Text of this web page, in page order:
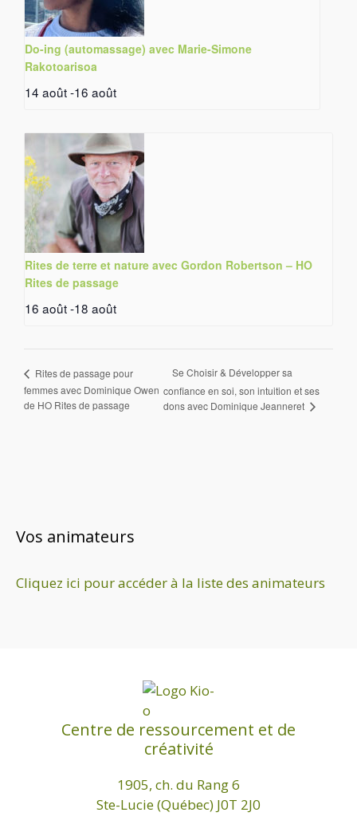
Do-ing (automassage) avec Marie-Simone
Rakotoarisoa
14 août-16 août
Rites de terre et nature avec Gordon Robertson – HO
Rites de passage
16 août-18 août
Rites de passage pour
femmes avec Dominique Owen
de HO Rites de passage
Se Choisir & Développer sa
confiance en soi, son intuition et ses
dons avec Dominique Jeanneret
Vos animateurs
Cliquez ici pour accéder à la liste des animateurs
Centre de ressourcement et de
créativité
1905, ch. du Rang 6
Ste-Lucie (Québec) J0T 2J0